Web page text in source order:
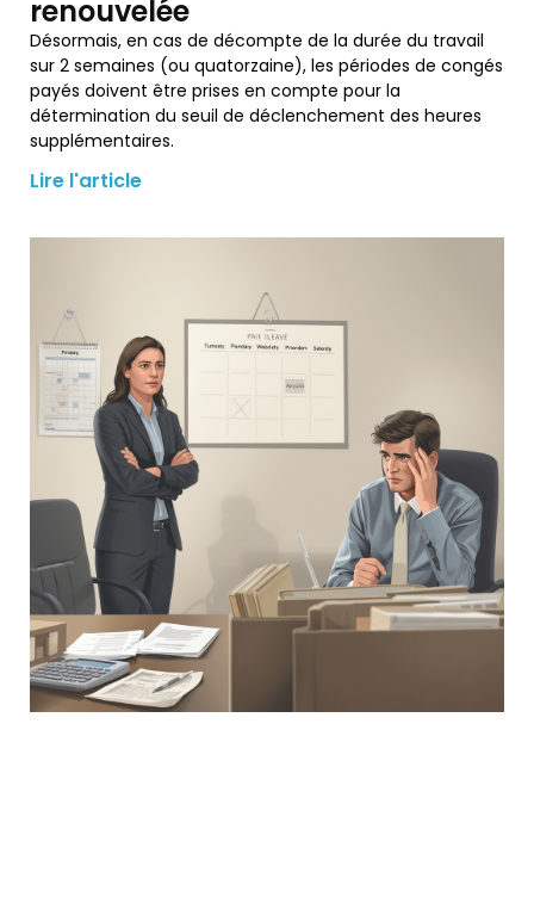
renouvelée
Désormais, en cas de décompte de la durée du travail
sur 2 semaines (ou quatorzaine), les périodes de congés
payés doivent être prises en compte pour la
détermination du seuil de déclenchement des heures
supplémentaires.
Lire l'article